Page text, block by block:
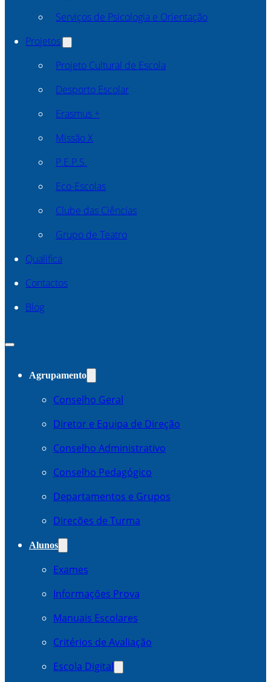
Serviços de Psicologia e Orientação
Projetos
Projeto Cultural de Escola
Desporto Escolar
Erasmus +
Missão X
P.E.P.S.
Eco-Escolas
Clube das Ciências
Grupo de Teatro
Qualifica
Contactos
Blog
Agrupamento
Conselho Geral
Diretor e Equipa de Direção
Conselho Administrativo
Conselho Pedagógico
Departamentos e Grupos
Direcões de Turma
Alunos
Exames
Informações Prova
Manuais Escolares
Critérios de Avaliação
Escola Digital